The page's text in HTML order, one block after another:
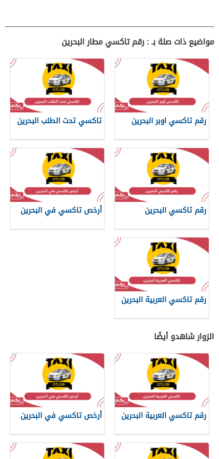
مواضيع ذات صلة بـ : رقم تاكسي مطار البحرين
رقم تاكسي اوبر البحرين تاكسي تحت الطلب البحرين
رقم تاكسي البحرين أرخص تاكسي في البحرين
رقم تاكسي العربية البحرين
الزوار شاهدو أيضًا
رقم تاكسي العربية البحرين أرخص تاكسي في البحرين